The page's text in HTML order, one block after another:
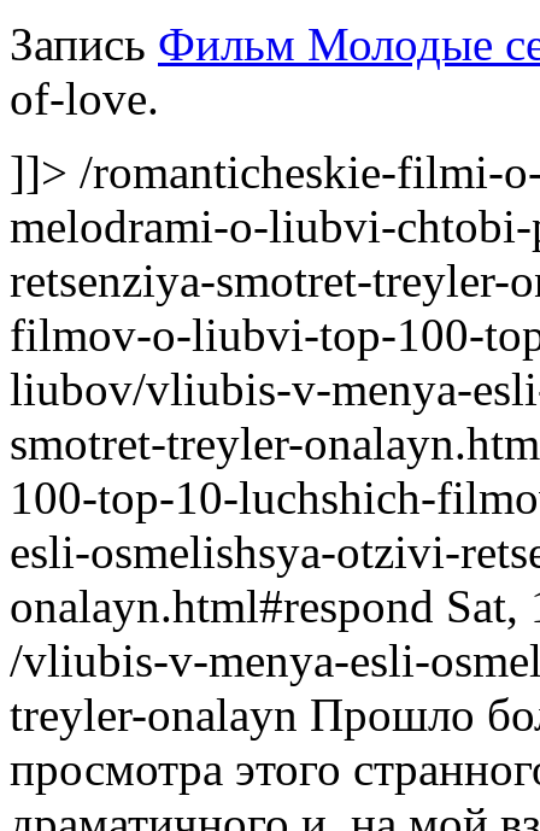
Запись Фильм Молодые
of-love.
]]> /romanticheskie-filmi-
melodrami-o-liubvi-
retsenziya-smotret-treyler-
filmov-o-liubvi-top-100-
liubov/vliubis-v-menya-
smotret-treyler-
100-top-10-luchshich-
esli-osmelishsya-otzivi-
onalayn.html#respond Sat,
/vliubis-v-menya-esli-
treyler-onalayn Прошло
просмотра этого